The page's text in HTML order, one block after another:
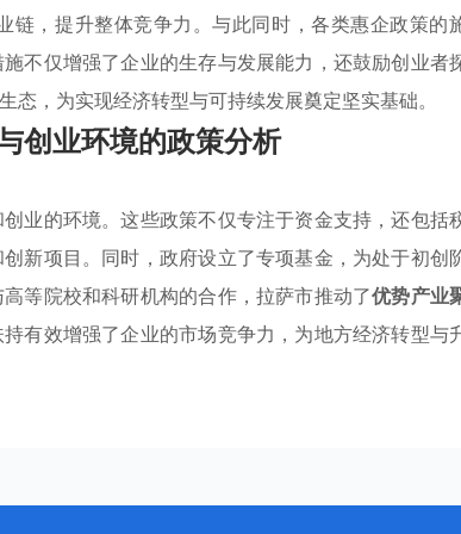
链，提升整体竞争力。与此同时，各类惠企政策的
不仅增强了企业的生存与发展能力，还鼓励创业者
，为实现经济转型与可持续发展奠定坚实基础。
创业环境的政策分析
业的环境。这些政策不仅专注于资金支持，还包括
新项目。同时，政府设立了专项基金，为处于初创
等院校和科研机构的合作，拉萨市推动了优势产业
有效增强了企业的市场竞争力，为地方经济转型与